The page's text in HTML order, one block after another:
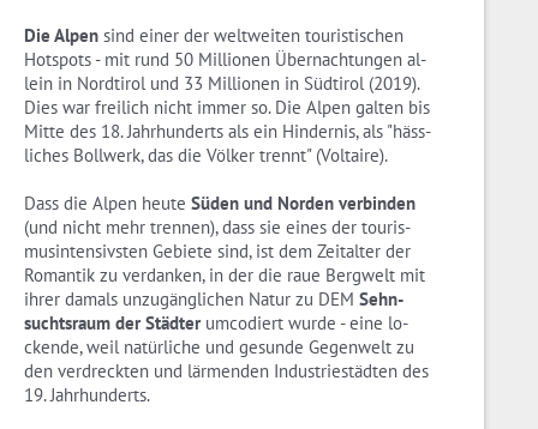
Die Alpen sind einer der welt­wei­ten tou­ris­ti­schen
Hot­spots - mit rund 50 Mil­lio­nen Über­nach­tun­gen al­
lein in Nord­ti­rol und 33 Mil­lio­nen in Süd­ti­rol (2019).
Dies war frei­lich nicht immer so. Die Alpen gal­ten bis
Mitte des 18. Jahr­hun­derts als ein Hin­der­nis, als "häss­
li­ches Boll­werk, das die Völ­ker trennt" (Vol­taire).
Dass die Alpen heute Süden und Nor­den ver­bin­den
(und nicht mehr tren­nen), dass sie eines der tou­ris­
mus­in­ten­sivs­ten Ge­bie­te sind, ist dem Zeit­al­ter der
Ro­man­tik zu ver­dan­ken, in der die raue Berg­welt mit
ihrer da­mals un­zu­gäng­li­chen Natur zu DEM Sehn­
suchts­raum der Städ­terum­co­diert wurde - eine lo­
cken­de, weil na­tür­li­che und ge­sun­de Ge­gen­welt zu
den ver­dreck­ten und lär­men­den In­dus­trie­städ­ten des
19. Jahr­hun­derts.